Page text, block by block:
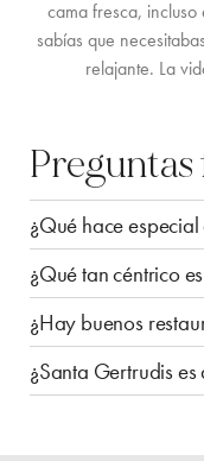
cama fresca,
sabías que
relajante. La
¿Qué hace
¿Qué tan céntrico
¿Hay buenos
¿Santa Gertrudis